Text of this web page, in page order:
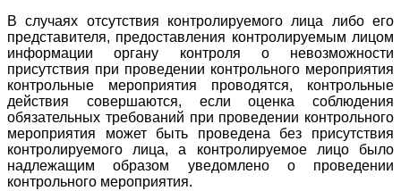
В случаях отсутствия контролируемого лица либо его
представителя, предоставления контролируемым лицом
информации органу контроля о невозможности
присутствия при проведении контрольного мероприятия
контрольные мероприятия проводятся, контрольные
действия совершаются, если оценка соблюдения
обязательных требований при проведении контрольного
мероприятия может быть проведена без присутствия
контролируемого лица, а контролируемое лицо было
надлежащим образом уведомлено о проведении
контрольного мероприятия.